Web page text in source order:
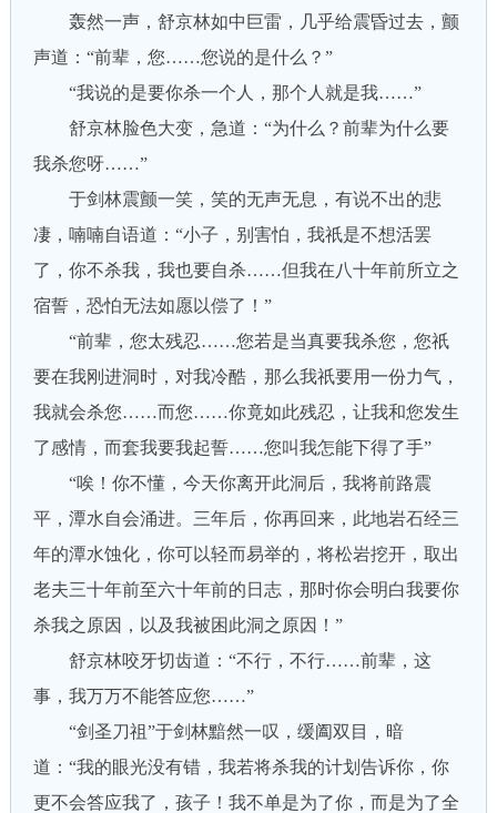
轰然一声，舒京林如中巨雷，几乎给震昏过去，颤
声道：“前辈，您……您说的是什么？”
“我说的是要你杀一个人，那个人就是我……”
舒京林脸色大变，急道：“为什么？前辈为什么要
我杀您呀……”
于剑林震颤一笑，笑的无声无息，有说不出的悲
凄，喃喃自语道：“小子，别害怕，我祇是不想活罢
了，你不杀我，我也要自杀……但我在八十年前所立之
宿誓，恐怕无法如愿以偿了！”
“前辈，您太残忍……您若是当真要我杀您，您祇
要在我刚进洞时，对我冷酷，那么我祇要用一份力气，
我就会杀您……而您……你竟如此残忍，让我和您发生
了感情，而套我要我起誓……您叫我怎能下得了手”
“唉！你不懂，今天你离开此洞后，我将前路震
平，潭水自会涌进。三年后，你再回来，此地岩石经三
年的潭水蚀化，你可以轻而易举的，将松岩挖开，取出
老夫三十年前至六十年前的日志，那时你会明白我要你
杀我之原因，以及我被困此洞之原因！”
舒京林咬牙切齿道：“不行，不行……前辈，这
事，我万万不能答应您……”
“剑圣刀祖”于剑林黯然一叹，缓阖双目，暗
道：“我的眼光没有错，我若将杀我的计划告诉你，你
更不会答应我了，孩子！我不单是为了你，而是为了全